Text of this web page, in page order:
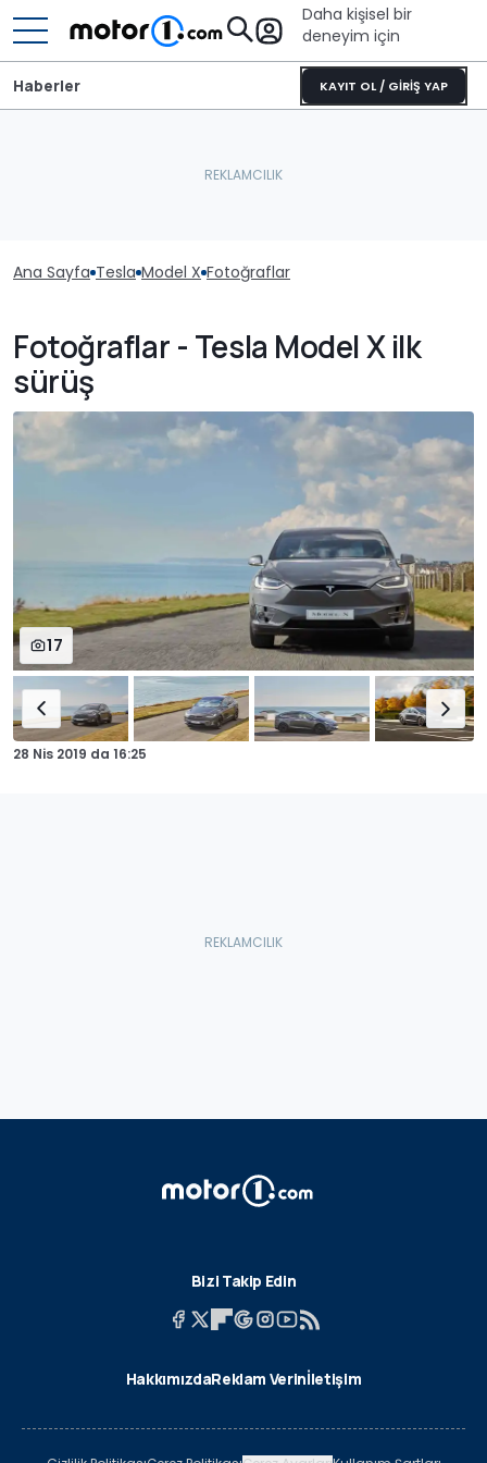
Daha kişisel bir
deneyim için
KAYIT OL / GİRİŞ YAP
Haberler
Ana Sayfa Tesla Model X Fotoğraflar
Fotoğraflar - Tesla Model X ilk
sürüş
17
28 Nis 2019 da 16:25
Bizi Takip Edin
HakkımızdaReklam Verinİletişim